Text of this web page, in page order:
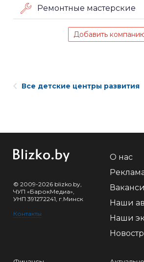
Ремонтные мастерские
Добавить
Все детские центры развития
© 2009-2026 blizko.by,
ЧУП «БарокМедиа»,
УНП 391272241, г.Минск
Контакты
О нас
Наши
Наши